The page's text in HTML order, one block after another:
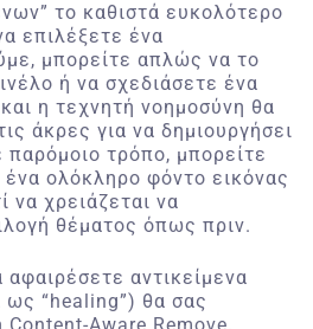
το καθιστά ευκολότερο
επιλέξετε ένα
μπορείτε απλώς να το
ή να σχεδιάσετε ένα
η τεχνητή νοημοσύνη θα
άκρες για να δημιουργήσει
τρόπο, μπορείτε
ολόκληρο φόντο εικόνας
να χρειάζεται να
θέματος όπως πριν.
αντικείμενα
“healing”) θα σας